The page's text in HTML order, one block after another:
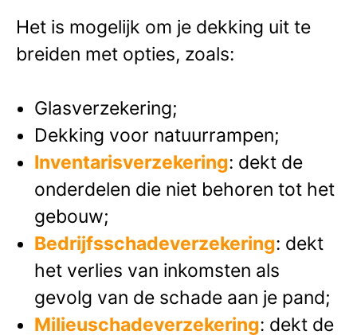
Het is mogelijk om je dekking uit te
breiden met opties, zoals:
Glasverzekering;
Dekking voor natuurrampen;
Inventarisverzekering: dekt de
onderdelen die niet behoren tot het
gebouw;
Bedrijfsschadeverzekering: dekt
het verlies van inkomsten als
gevolg van de schade aan je pand;
Milieuschadeverzekering: dekt de